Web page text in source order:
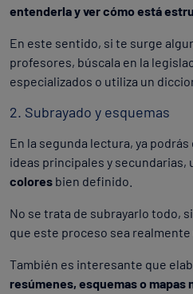
entenderla y ver cómo está
En este sentido, si te surge
profesores, búscala en la
especializados o utiliza un
2. Subrayado y esquemas
En la segunda lectura, ya podrás
ideas principales y secundarias,
colores bien definido.
No se trata de subrayarlo todo,
que este proceso sea realmente
También es interesante que
resúmenes, esquemas o mapas